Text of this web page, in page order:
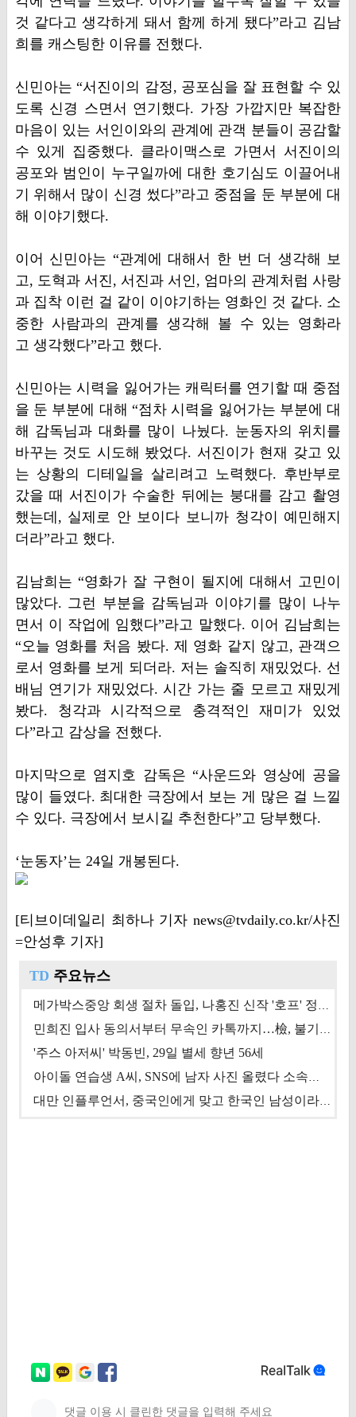
것 같다고 생각하게 돼서 함께 하게 됐다”라고 김남
희를 캐스팅한 이유를 전했다.
신민아는 “서진이의 감정, 공포심을 잘 표현할 수 있
도록 신경 스면서 연기했다. 가장 가깝지만 복잡한
마음이 있는 서인이와의 관계에 관객 분들이 공감할
수 있게 집중했다. 클라이맥스로 가면서 서진이의
공포와 범인이 누구일까에 대한 호기심도 이끌어내
기 위해서 많이 신경 썼다”라고 중점을 둔 부분에 대
해 이야기했다.
이어 신민아는 “관계에 대해서 한 번 더 생각해 보
고, 도혁과 서진, 서진과 서인, 엄마의 관계처럼 사랑
과 집착 이런 걸 같이 이야기하는 영화인 것 같다. 소
중한 사람과의 관계를 생각해 볼 수 있는 영화라
고 생각했다”라고 했다.
신민아는 시력을 잃어가는 캐릭터를 연기할 때 중점
을 둔 부분에 대해 “점차 시력을 잃어가는 부분에 대
해 감독님과 대화를 많이 나눴다. 눈동자의 위치를
바꾸는 것도 시도해 봤었다. 서진이가 현재 갖고 있
는 상황의 디테일을 살리려고 노력했다. 후반부로
갔을 때 서진이가 수술한 뒤에는 붕대를 감고 촬영
했는데, 실제로 안 보이다 보니까 청각이 예민해지
더라”라고 했다.
김남희는 “영화가 잘 구현이 될지에 대해서 고민이
많았다. 그런 부분을 감독님과 이야기를 많이 나누
면서 이 작업에 임했다”라고 말했다. 이어 김남희는
“오늘 영화를 처음 봤다. 제 영화 같지 않고, 관객으
로서 영화를 보게 되더라. 저는 솔직히 재밌었다. 선
배님 연기가 재밌었다. 시간 가는 줄 모르고 재밌게
봤다. 청각과 시각적으로 충격적인 재미가 있었
다”라고 감상을 전했다.
마지막으로 염지호 감독은 “사운드와 영상에 공을
많이 들였다. 최대한 극장에서 보는 게 많은 걸 느낄
수 있다. 극장에서 보시길 추천한다”고 당부했다.
‘눈동자’는 24일 개봉된다.
[티브이데일리 최하나 기자 news@tvdaily.co.kr/사진
=안성후 기자]
TD 주요뉴스
메가박스중앙 회생 절차 돌입, 나홍진 신작 '호프' 정상 개봉에 쏠린 시선 [상반기 결산 기획]
민희진 입사 동의서부터 무속인 카톡까지…檢, 불기소 처분 근거들 [이슈&톡]
'주스 아저씨' 박동빈, 29일 별세 향년 56세
아이돌 연습생 A씨, SNS에 남자 사진 올렸다 소속사 퇴출
대만 인플루언서, 중국인에게 맞고 한국인 남성이라 진술 '후폭풍'